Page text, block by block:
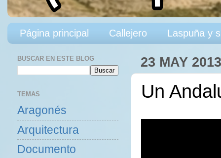
Página principal Callejero Laspuña y
23 MAY 2013
Un
BUSCAR EN ESTE BLOG
TEMAS
Aragonés
Arquitectura
Documento